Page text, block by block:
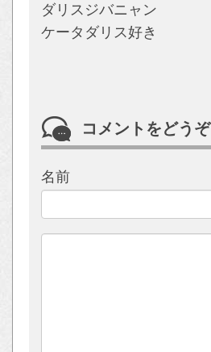
ダリスジバニャン
ケータダリス好き
コメントをどうぞ
名前